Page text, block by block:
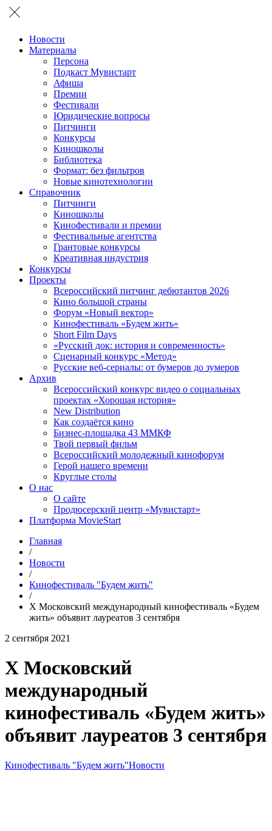
Новости
Материалы
Персона
Подкаст Мувистарт
Афиша
Премии
Фестивали
Юридические вопросы
Питчинги
Конкурсы
Киношколы
Библиотека
Формат: без фильтров
Новые кинотехнологии
Справочник
Питчинги
Киношколы
Кинофестивали и премии
Фестивальные агентства
Грантовые конкурсы
Креативная индустрия
Конкурсы
Проекты
Всероссийский питчинг дебютантов 2026
Кино большой страны
Форум «Новый вектор»
Кинофестиваль «Будем жить»
Short Film Days
«Русский док: история и современность»
Сценарный конкурс «Метод»
Русские веб-сериалы: от бумеров до зумеров
Архив
Всероссийский конкурс видео о социальных
проектах «Хорошая история»
New Distribution
Как создаётся кино
Бизнес-площадка 43 ММКФ
Твой первый фильм
Всероссийский молодежный кинофорум
Герой нашего времени
Круглые столы
О нас
О сайте
Продюсерский центр «Мувистарт»
Платформа MovieStart
Главная
/
Новости
/
Кинофестиваль "Будем жить"
/
X Московский международный кинофестиваль «Будем
жить» объявит лауреатов 3 сентября
2 сентября 2021
X Московский
международный
кинофестиваль «Будем жить»
объявит лауреатов 3 сентября
Кинофестиваль "Будем жить"Новости